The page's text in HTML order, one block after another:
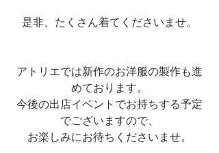
是非、たくさん着てくださいませ。
アトリエでは新作のお洋服の製作も進
めております。
今後の出店イベントでお持ちする予定
でございますので、
お楽しみにお待ちくださいませ。